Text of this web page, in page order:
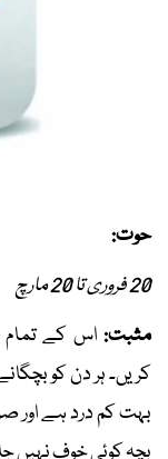
حوت:
20 فروری تا 20 مارچ
مثبت: اس کے تمام
کریں۔ ہر دن کو
بہت کم درد ہے اور